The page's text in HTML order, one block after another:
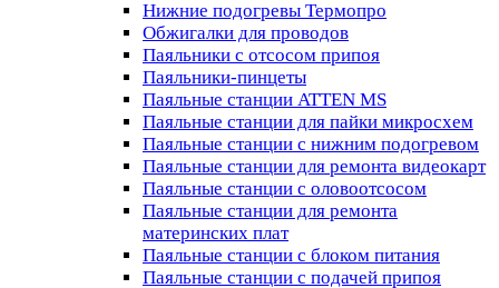
Нижние подогревы Термопро
Обжигалки для проводов
Паяльники с отсосом припоя
Паяльники-пинцеты
Паяльные станции ATTEN MS
Паяльные станции для пайки микросхем
Паяльные станции с нижним подогревом
Паяльные станции для ремонта видеокарт
Паяльные станции с оловоотсосом
Паяльные станции для ремонта
материнских плат
Паяльные станции с блоком питания
Паяльные станции с подачей припоя